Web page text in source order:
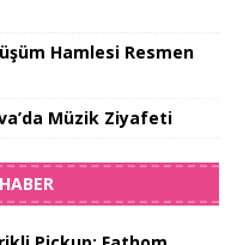
Hamlesi Resmen
Müzik Ziyafeti